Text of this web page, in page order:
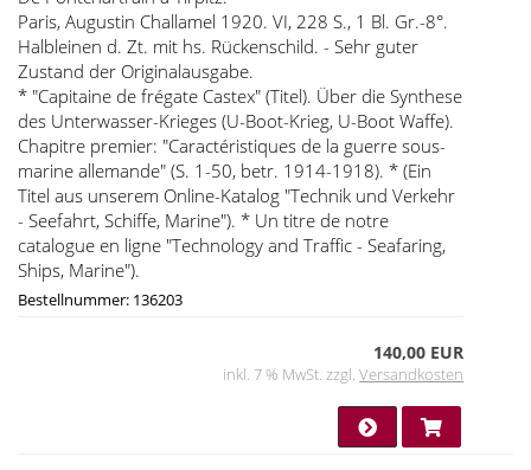
Paris, Augustin Challamel 1920. VI, 228 S., 1 Bl. Gr.-8°.
Halbleinen d. Zt. mit hs. Rückenschild. - Sehr guter
Zustand der Originalausgabe.
* "Capitaine de frégate Castex" (Titel). Über die Synthese
des Unterwasser-Krieges (U-Boot-Krieg, U-Boot Waffe).
Chapitre premier: "Caractéristiques de la guerre sous-
marine allemande" (S. 1-50, betr. 1914-1918). * (Ein
Titel aus unserem Online-Katalog "Technik und Verkehr
- Seefahrt, Schiffe, Marine"). * Un titre de notre
catalogue en ligne "Technology and Traffic - Seafaring,
Ships, Marine").
Bestellnummer: 136203
140,00 EUR
inkl. 7 % MwSt. zzgl.Versandkosten